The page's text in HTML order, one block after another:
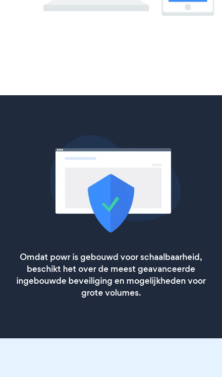
Omdat powr is gebouwd voor schaalbaarheid,
beschikt het over de meest geavanceerde
ingebouwde beveiliging en mogelijkheden voor
grote volumes.